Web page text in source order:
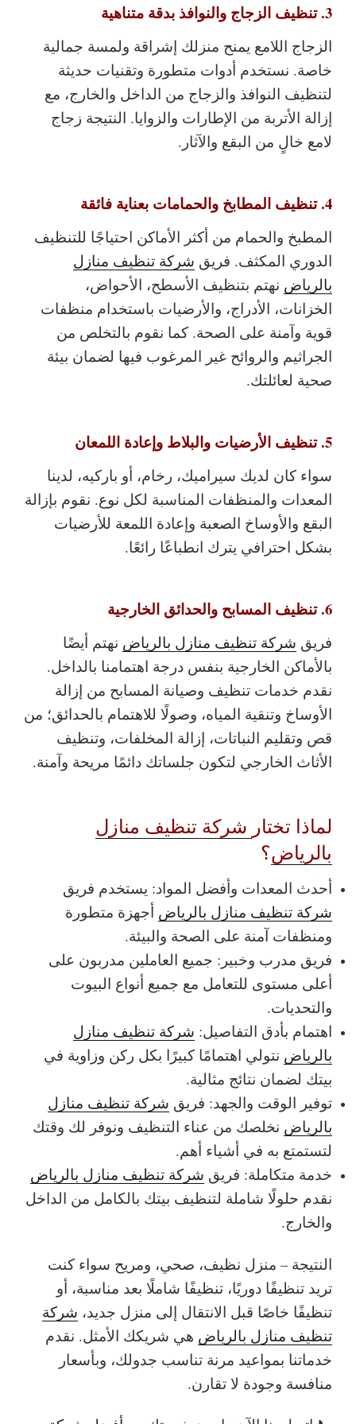
3. تنظيف الزجاج والنوافذ بدقة متناهية
الزجاج اللامع يمنح منزلك إشراقة ولمسة جمالية
خاصة. نستخدم أدوات متطورة وتقنيات حديثة
لتنظيف النوافذ والزجاج من الداخل والخارج، مع
إزالة الأتربة من الإطارات والزوايا. النتيجة زجاج
لامع خالٍ من البقع والآثار.
4. تنظيف المطابخ والحمامات بعناية فائقة
المطبخ والحمام من أكثر الأماكن احتياجًا للتنظيف
الدوري المكثف. فريق شركة تنظيف منازل
بالرياض نهتم بتنظيف الأسطح، الأحواض،
الخزانات، الأدراج، والأرضيات باستخدام منظفات
قوية وآمنة على الصحة. كما نقوم بالتخلص من
الجراثيم والروائح غير المرغوب فيها لضمان بيئة
صحية لعائلتك.
5. تنظيف الأرضيات والبلاط وإعادة اللمعان
سواء كان لديك سيراميك، رخام، أو باركيه، لدينا
المعدات والمنظفات المناسبة لكل نوع. نقوم بإزالة
البقع والأوساخ الصعبة وإعادة اللمعة للأرضيات
بشكل احترافي يترك انطباعًا رائعًا.
6. تنظيف المسابح والحدائق الخارجية
فريق شركة تنظيف منازل بالرياض نهتم أيضًا
بالأماكن الخارجية بنفس درجة اهتمامنا بالداخل.
نقدم خدمات تنظيف وصيانة المسابح من إزالة
الأوساخ وتنقية المياه، وصولًا للاهتمام بالحدائق؛ من
قص وتقليم النباتات، إزالة المخلفات، وتنظيف
الأثاث الخارجي لتكون جلساتك دائمًا مريحة وآمنة.
لماذا تختار شركة تنظيف منازل
بالرياض؟
أحدث المعدات وأفضل المواد: يستخدم فريق
شركة تنظيف منازل بالرياض أجهزة متطورة
ومنظفات آمنة على الصحة والبيئة.
فريق مدرب وخبير: جميع العاملين مدربون على
أعلى مستوى للتعامل مع جميع أنواع البيوت
والتحديات.
اهتمام بأدق التفاصيل: شركة تنظيف منازل
بالرياض نتولي اهتمامًا كبيرًا بكل ركن وزاوية في
بيتك لضمان نتائج مثالية.
توفير الوقت والجهد: فريق شركة تنظيف منازل
بالرياض نخلصك من عناء التنظيف ونوفر لك وقتك
لتستمتع به في أشياء أهم.
خدمة متكاملة: فريق شركة تنظيف منازل بالرياض
نقدم حلولًا شاملة لتنظيف بيتك بالكامل من الداخل
والخارج.
النتيجة – منزل نظيف، صحي، ومريح سواء كنت
تريد تنظيفًا دوريًا، تنظيفًا شاملًا بعد مناسبة، أو
تنظيفًا خاصًا قبل الانتقال إلى منزل جديد، شركة
تنظيف منازل بالرياض هي شريكك الأمثل. نقدم
خدماتنا بمواعيد مرنة تناسب جدولك، وبأسعار
منافسة وجودة لا تقارن.